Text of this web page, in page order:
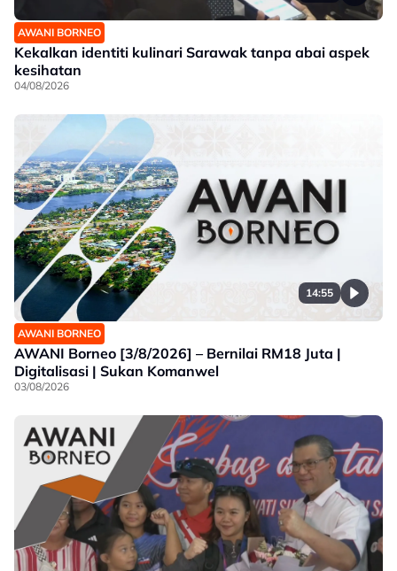
AWANI BORNEO
Kekalkan identiti kulinari Sarawak tanpa abai aspek
kesihatan
04/08/2026
14:55
AWANI BORNEO
AWANI Borneo [3/8/2026] – Bernilai RM18 Juta |
Digitalisasi | Sukan Komanwel
03/08/2026